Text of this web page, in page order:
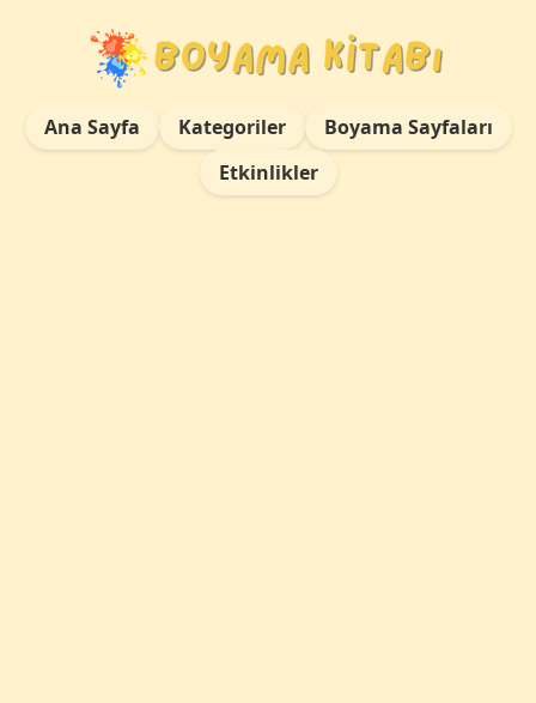
Ana Sayfa Kategoriler
Boyama Sayfaları
Etkinlikler